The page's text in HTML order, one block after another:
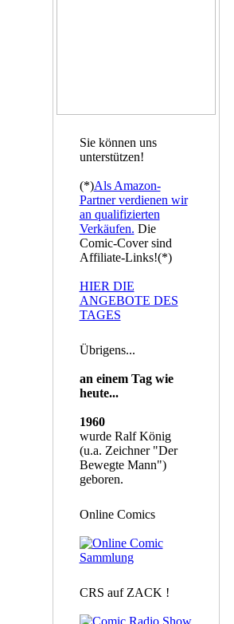
Sie können uns
unterstützen!
(*)Als Amazon-
Partner verdienen wir
an qualifizierten
Verkäufen. Die
Comic-Cover sind
Affiliate-Links!(*)
HIER DIE
ANGEBOTE DES
TAGES
Übrigens...
an einem Tag wie
heute...
1960
wurde Ralf König
(u.a. Zeichner "Der
Bewegte Mann")
geboren.
Online Comics
CRS auf ZACK !